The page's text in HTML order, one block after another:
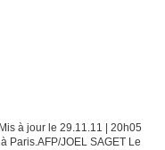
à jour le 29.11.11 | 20h05
Paris.AFP/JOEL SAGET Le